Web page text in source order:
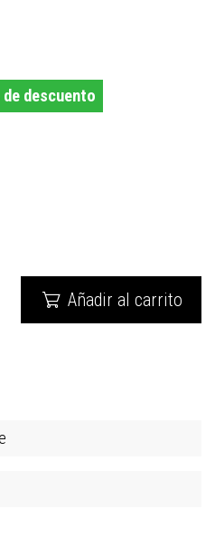
de descuento
 Añadir al carrito